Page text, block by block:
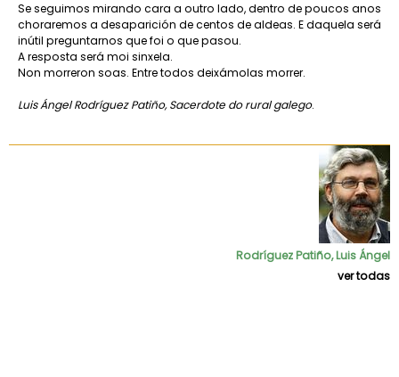
Se seguimos mirando cara a outro lado, dentro de poucos anos
choraremos a desaparición de centos de aldeas. E daquela será
inútil preguntarnos que foi o que pasou.
A resposta será moi sinxela.
Non morreron soas. Entre todos deixámolas morrer.
Luis Ángel Rodríguez Patiño, Sacerdote do rural galego.
Rodríguez Patiño, Luis Ángel
ver todas